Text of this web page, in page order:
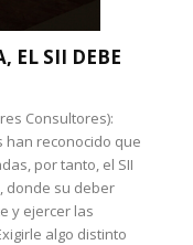
EL SII DEBE
Consultores):
han reconocido que
por tanto, el SII
donde su deber
y ejercer las
algo distinto